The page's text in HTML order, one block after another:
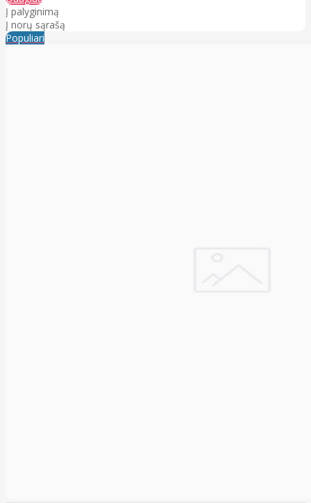
Į palyginimą
Į norų sąrašą
Populiari